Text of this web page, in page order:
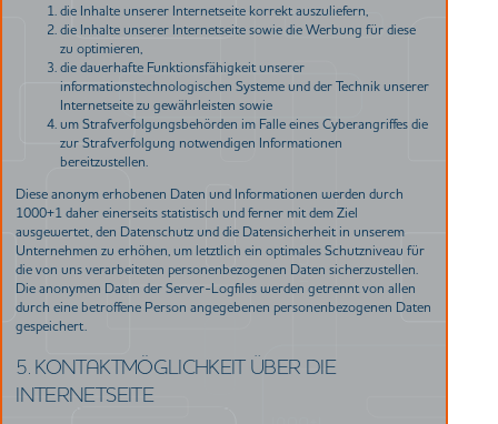
die Inhalte unserer Internetseite korrekt auszuliefern,
die Inhalte unserer Internetseite sowie die Werbung für diese
zu optimieren,
die dauerhafte Funktionsfähigkeit unserer
informationstechnologischen Systeme und der Technik unserer
Internetseite zu gewährleisten sowie
um Strafverfolgungsbehörden im Falle eines Cyberangriffes die
zur Strafverfolgung notwendigen Informationen
bereitzustellen.
Diese anonym erhobenen Daten und Informationen werden durch
1000+1 daher einerseits statistisch und ferner mit dem Ziel
ausgewertet, den Datenschutz und die Datensicherheit in unserem
Unternehmen zu erhöhen, um letztlich ein optimales Schutzniveau für
die von uns verarbeiteten personenbezogenen Daten sicherzustellen.
Die anonymen Daten der Server-Logfiles werden getrennt von allen
durch eine betroffene Person angegebenen personenbezogenen Daten
gespeichert.
5. KONTAKTMÖGLICHKEIT ÜBER DIE
INTERNETSEITE